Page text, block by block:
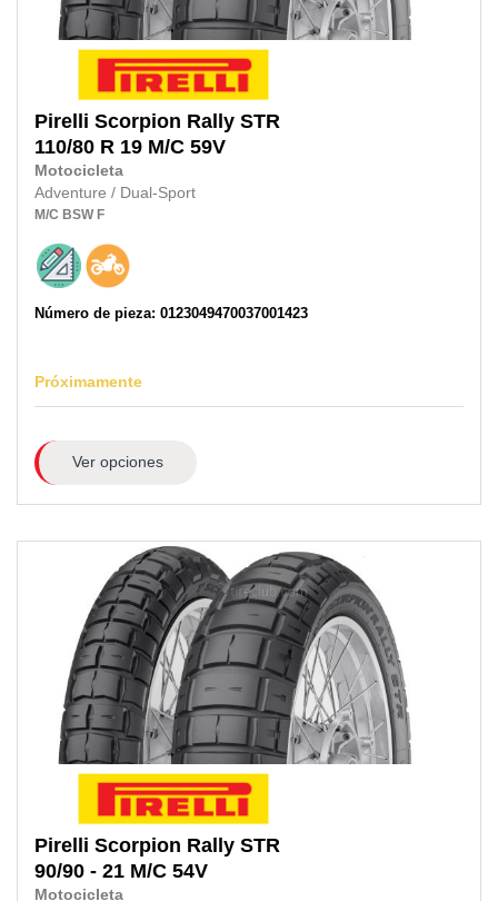
Pirelli Scorpion Rally STR
110/80 R 19 M/C 59V
Motocicleta
Adventure / Dual-Sport
M/C BSW F
Número de pieza: 0123049470037001423
Próximamente
Ver opciones
Pirelli Scorpion Rally STR
90/90 - 21 M/C 54V
Motocicleta